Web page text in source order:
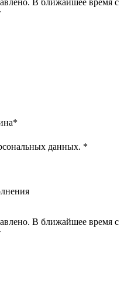
*
данных. *
В ближайшее время с